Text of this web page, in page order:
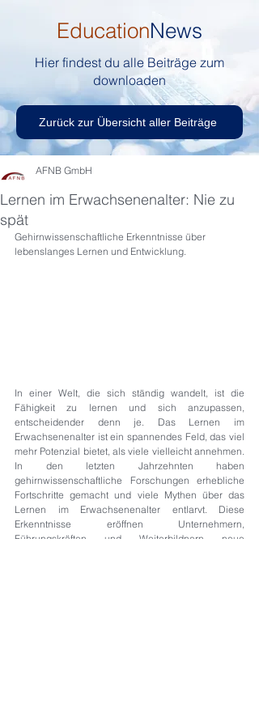
EducationNews
Hier findest du alle Beiträge zum
downloaden
Zurück zur Übersicht aller Beiträge
Lernen im Erwachsenenalter: Nie zu
spät
AFNB GmbH
Gehirnwissenschaftliche Erkenntnisse über
lebenslanges Lernen und Entwicklung.
In einer Welt, die sich ständig wandelt, ist die
Fähigkeit zu lernen und sich anzupassen,
entscheidender denn je. Das Lernen im
Erwachsenenalter ist ein spannendes Feld, das viel
mehr Potenzial bietet, als viele vielleicht annehmen.
In den letzten Jahrzehnten haben
gehirnwissenschaftliche Forschungen erhebliche
Fortschritte gemacht und viele Mythen über das
Lernen im Erwachsenenalter entlarvt. Diese
Erkenntnisse eröffnen Unternehmern,
Führungskräften und Weiterbildnern neue